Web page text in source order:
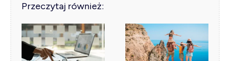
Przeczytaj również: